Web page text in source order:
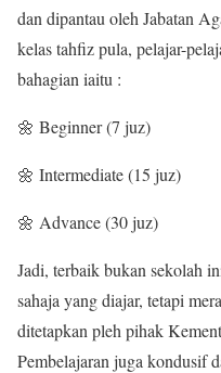
dan dipantau oleh Jabatan
kelas tahfiz pula, pelajar-
bahagian iaitu :
🌼 Beginner (7 juz)
🌼 Intermediate (15 juz)
🌼 Advance (30 juz)
Jadi, terbaik bukan sekolah
sahaja yang diajar, tetapi
ditetapkan pleh pihak
Pembelajaran juga kondusif